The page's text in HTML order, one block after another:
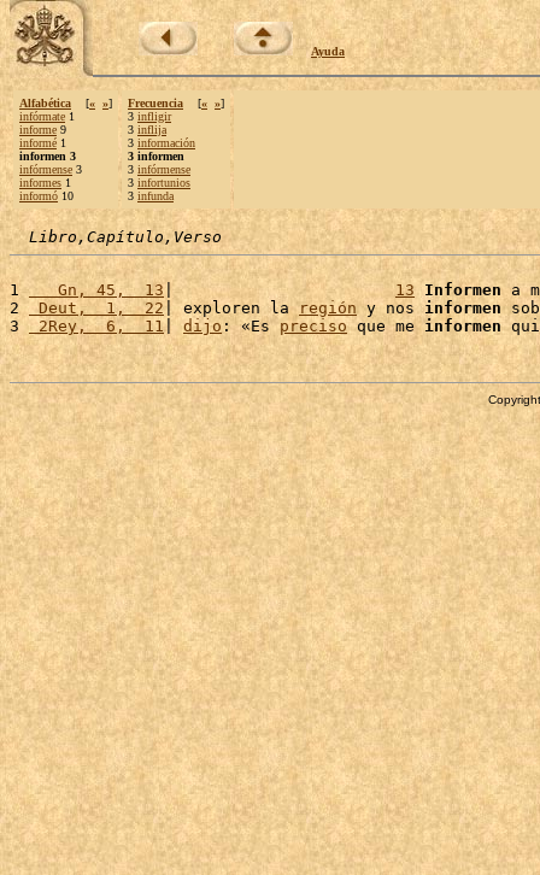
Ayuda
Alfabética [« »]
infórmate 1
informe 9
informé 1
informen 3
infórmense 3
informes 1
informó 10
Frecuencia [« »]
3 infligir
3 inflija
3 información
3 informen
3 infórmense
3 infortunios
3 infunda
Libro,Capítulo,Verso
1
   Gn, 45,  13
| 13 Informen a
2 Deut,  1,  22 | exploren la región y nos informen
3
2Rey,  6,  11| dijo : «Es preciso que me informen